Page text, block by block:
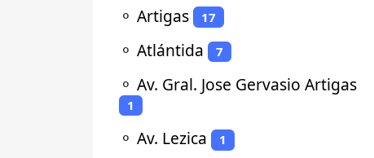
⚬ Artigas 17
⚬ Atlántida 7
⚬ Av. Gral. Jose Gervasio Artigas
1
⚬ Av. Lezica 1